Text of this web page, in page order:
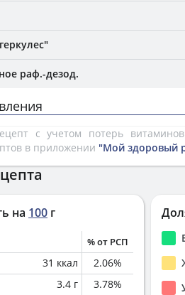
раф.-дезод.
с учетом потерь
в приложении "Мой здоровый
на 100 г
% от РСП
31 ккал 2.06%
3.4 г 3.78%